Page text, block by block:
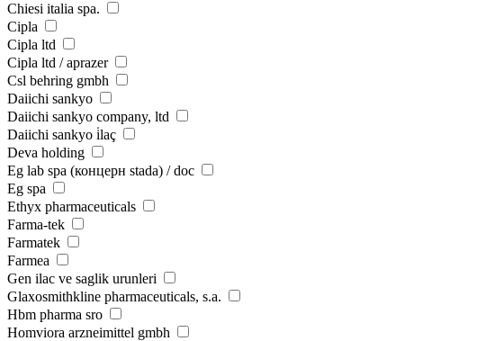
Chiesi italia spa.
Cipla
Cipla ltd
Cipla ltd / aprazer
Csl behring gmbh
Daiichi sankyo
Daiichi sankyo company, ltd
Daiichi sankyo i̇laç
Deva holding
Eg lab spa (концерн stada) / doc
Eg spa
Ethyx pharmaceuticals
Farma-tek
Farmatek
Farmea
Gen ilac ve saglik urunleri
Glaxosmithkline pharmaceuticals, s.a.
Hbm pharma sro
Homviora arzneimittel gmbh